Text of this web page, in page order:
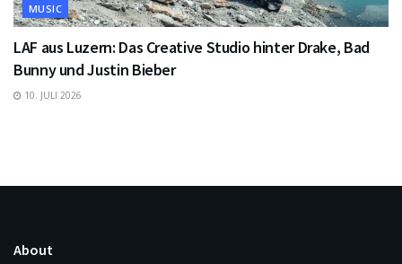
MUSIC
LAF aus Luzern: Das Creative Studio hinter Drake, Bad
Bunny und Justin Bieber
10. JULI 2026
About